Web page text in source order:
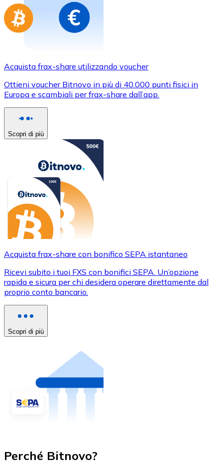
Acquista frax-share utilizzando voucher
Ottieni voucher Bitnovo in più di 40.000 punti fisici in
Europa e scambiali per frax-share dall’app.
Scopri di più
Acquista frax-share con bonifico SEPA istantaneo
Ricevi subito i tuoi FXS con bonifici SEPA. Un’opzione
rapida e sicura per chi desidera operare direttamente dal
proprio conto bancario.
Scopri di più
Perché Bitnovo?